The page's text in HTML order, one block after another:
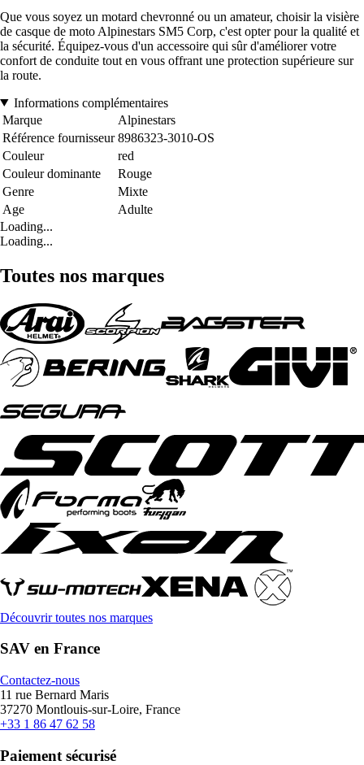
Que vous soyez un motard chevronné ou un amateur, choisir la visière
de casque de moto Alpinestars SM5 Corp, c'est opter pour la qualité et
la sécurité. Équipez-vous d'un accessoire qui sûr d'améliorer votre
confort de conduite tout en vous offrant une protection supérieure sur
la route.
Informations complémentaires
Marque
Alpinestars
Référence fournisseur 8986323-3010-OS
Couleur
red
Couleur dominante
Rouge
Genre
Mixte
Age
Adulte
Loading...
Loading...
Toutes nos marques
Découvrir toutes nos marques
SAV en France
Contactez-nous
11 rue Bernard Maris
37270 Montlouis-sur-Loire, France
+33 1 86 47 62 58
Paiement sécurisé